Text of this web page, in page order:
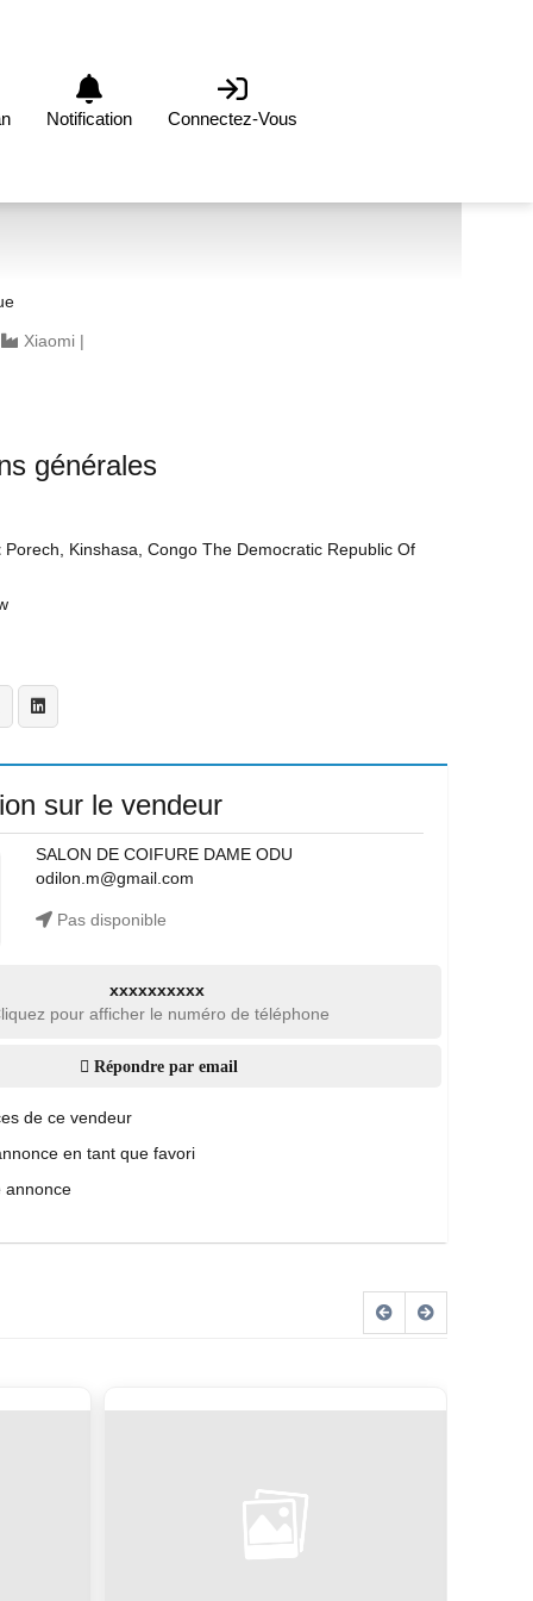
Notification Connectez-Vous
Xiaomi |
générales
Porech, Kinshasa, Congo The Democratic Republic Of
sur le vendeur
SALON DE COIFURE DAME ODU
odilon.m@gmail.com
Pas disponible
xxxxxxxxxx
pour afficher le numéro de téléphone
Répondre par email
de ce vendeur
en tant que favori
annonce